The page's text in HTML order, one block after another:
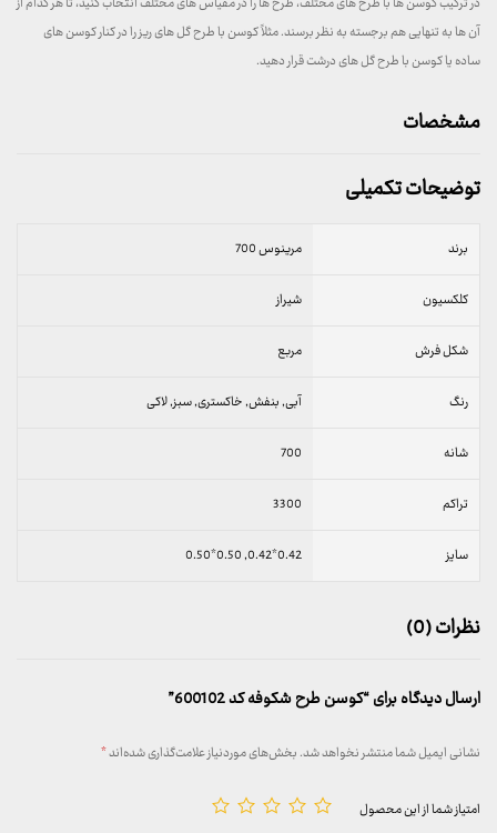
آن ها به تنهایی هم برجسته به نظر برسند. مثلاً کوسن با طرح گل های ریز را در کنار کوسن های
ساده یا کوسن با طرح گل های درشت قرار دهید.
مشخصات
توضیحات تکمیلی
برند مرینوس 700
کلکسیون شیراز
شکل فرش مربع
رنگ آبی, بنفش, خاکستری, سبز, لاکی
شانه 700
تراکم 3300
سایز 0.42*0.42, 0.50*0.50
نظرات (0)
ارسال دیدگاه برای “کوسن طرح شکوفه کد 600102”
نشانی ایمیل شما منتشر نخواهد شد.بخش‌های موردنیاز علامت‌گذاری شده‌اند*
امتیاز شما از این محصول